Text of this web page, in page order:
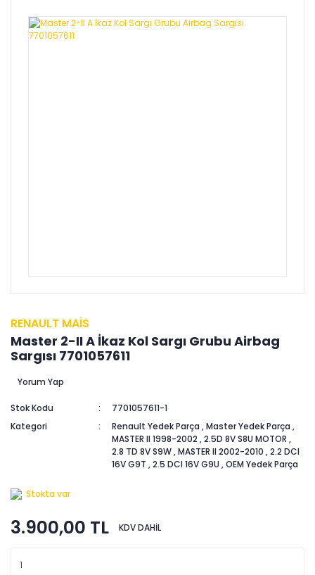
RENAULT MAİS
Master 2-II A İkaz Kol Sargı Grubu Airbag
Sargısı 7701057611
Yorum Yap
Stok Kodu
7701057611-1
Kategori
Renault Yedek Parça ,Master Yedek Parça ,
MASTER II 1998-2002 ,2.5D 8V S8U MOTOR ,
2.8 TD 8V S9W,MASTER II 2002-2010 ,2.2 DCI
16V G9T ,2.5 DCI 16V G9U ,OEM Yedek Parça
Stokta var
3.900,00 TL KDV DAHİL